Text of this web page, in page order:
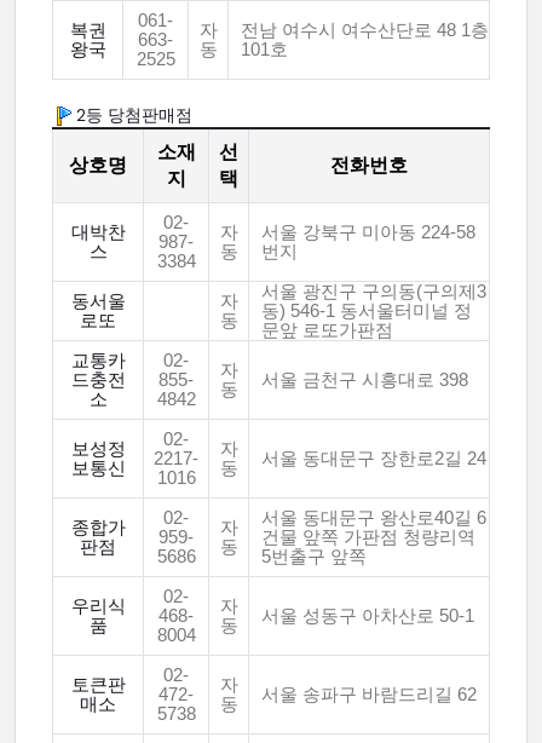
복권
왕국
061-
663-
2525
자
동
전남 여수시 여수산단로 48 1층
101호
2등 당첨판매점
상호명
소재
지
선
택
전화번호
대박찬
스
02-
987-
3384
자
동
서울 강북구 미아동 224-58
번지
동서울
로또
자
동
서울 광진구 구의동(구의제3
동) 546-1 동서울터미널 정
문앞 로또가판점
교통카
드충전
소
02-
855-
4842
자
동
서울 금천구 시흥대로 398
보성정
보통신
02-
2217-
1016
자
동
서울 동대문구 장한로2길 24
종합가
판점
02-
959-
5686
자
동
서울 동대문구 왕산로40길 6
건물 앞쪽 가판점 청량리역
5번출구 앞쪽
우리식
품
02-
468-
8004
자
동
서울 성동구 아차산로 50-1
토큰판
매소
02-
472-
5738
자
동
서울 송파구 바람드리길 62